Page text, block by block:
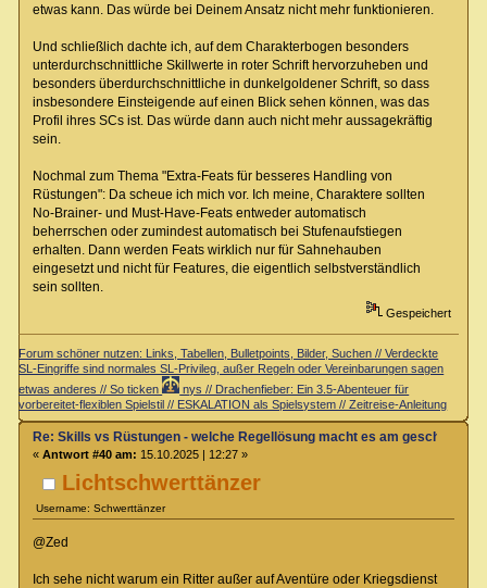
etwas kann. Das würde bei Deinem Ansatz nicht mehr funktionieren.
Und schließlich dachte ich, auf dem Charakterbogen besonders
unterdurchschnittliche Skillwerte in roter Schrift hervorzuheben und
besonders überdurchschnittliche in dunkelgoldener Schrift, so dass
insbesondere Einsteigende auf einen Blick sehen können, was das
Profil ihres SCs ist. Das würde dann auch nicht mehr aussagekräftig
sein.
Nochmal zum Thema "Extra-Feats für besseres Handling von
Rüstungen": Da scheue ich mich vor. Ich meine, Charaktere sollten
No-Brainer- und Must-Have-Feats entweder automatisch
beherrschen oder zumindest automatisch bei Stufenaufstiegen
erhalten. Dann werden Feats wirklich nur für Sahnehauben
eingesetzt und nicht für Features, die eigentlich selbstverständlich
sein sollten.
Gespeichert
Forum schöner nutzen: Links, Tabellen, Bulletpoints, Bilder, Suchen // Verdeckte
SL-Eingriffe sind normales SL-Privileg, außer Regeln oder Vereinbarungen sagen
etwas anderes // So ticken
nys // Drachenfieber: Ein 3.5-Abenteuer für
vorbereitet-flexiblen Spielstil // ESKALATION als Spielsystem // Zeitreise-Anleitung
Lichtschwerttänzer
Username: Schwerttänzer
Re: Skills vs Rüstungen - welche Regellösung macht es am
« Antwort #40 am: 15.10.2025 | 12:27 »
@Zed
Ich sehe nicht warum ein Ritter außer auf Aventüre oder Kriegsdienst